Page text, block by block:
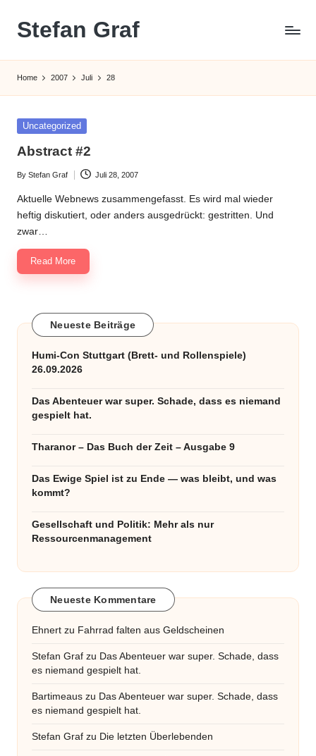
Skip
content
Stefan Graf
Home 2007 Juli 28
Posted
Uncategorized
Abstract #2
Posted
by
By Stefan Graf Juli 28, 2007
Aktuelle Webnews zusammengefasst. Es wird mal wieder
heftig diskutiert, oder anders ausgedrückt: gestritten. Und
zwar…
Read More
Neueste Beiträge
Humi-Con Stuttgart (Brett- und Rollenspiele)
26.09.2026
Das Abenteuer war super. Schade, dass es niemand
gespielt hat.
Tharanor – Das Buch der Zeit – Ausgabe 9
Das Ewige Spiel ist zu Ende — was bleibt, und was
kommt?
Gesellschaft und Politik: Mehr als nur
Ressourcenmanagement
Neueste Kommentare
Ehnert zu Fahrrad falten aus Geldscheinen
Stefan Graf zu Das Abenteuer war super. Schade, dass
es niemand gespielt hat.
Bartimeaus zu Das Abenteuer war super. Schade, dass
es niemand gespielt hat.
Stefan Graf zu Die letzten Überlebenden